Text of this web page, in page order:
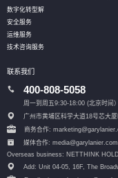
数字化转型解
安全服务
运维服务
技术咨询服务
联系我们
400-808-5058
周一到周五9:30-18:00 (北京时间）
广州市黄埔区科学大道18号芯大
商务合作:
媒体合作: media@garylanier.com
Overseas business: NETTHINK
Add: Unit 04-05, 16F, The